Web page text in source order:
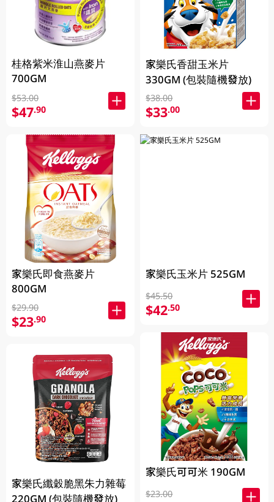
桂格紫米淮山燕麥片
700GM
$53.00
$47.90
家樂氏即食燕麥片
800GM
$29.90
$23.90
家樂氏纖穀脆黑朱力雜莓
220GM (包裝隨機發放)
家樂氏香甜玉米片
330GM (包裝隨機發放)
$38.00
$33.00
家樂氏玉米片 525GM
$45.50
$42.50
家樂氏可可米 190GM
$23.00